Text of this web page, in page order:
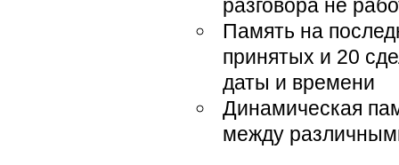
разговора не
Память на
принятых и 20
даты и времени
Динамическая
между